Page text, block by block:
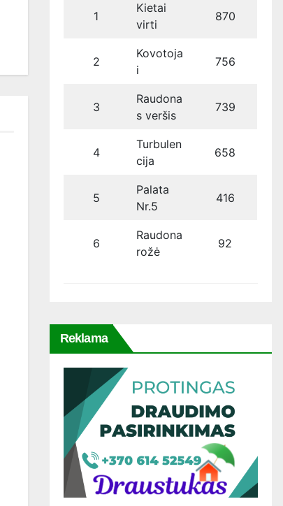
1
Kietai
virti
870
2
Kovotoja
i
756
3
Raudona
s veršis
739
4
Turbulen
cija
658
5
Palata
Nr.5
416
6
Raudona
rožė
92
Reklama